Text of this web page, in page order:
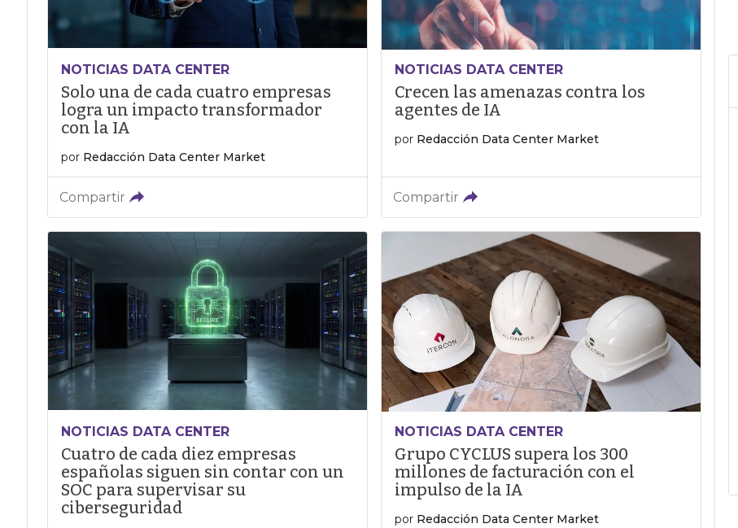
NOTICIAS DATA CENTER
Solo una de cada cuatro empresas
logra un impacto transformador
con la IA
por Redacción Data Center Market
Compartir
NOTICIAS DATA CENTER
Crecen las amenazas contra los
agentes de IA
por Redacción Data Center Market
Compartir
NOTICIAS DATA CENTER
Cuatro de cada diez empresas
españolas siguen sin contar con un
SOC para supervisar su
ciberseguridad
NOTICIAS DATA CENTER
Grupo CYCLUS supera los 300
millones de facturación con el
impulso de la IA
por Redacción Data Center Market